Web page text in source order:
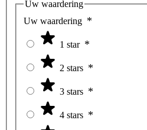
Uw waardering
Uw waardering
1 star
2 stars
3 stars
4 stars